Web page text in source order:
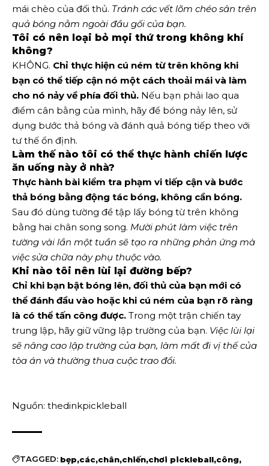
mái chèo của đối thủ. Tránh các vết lõm chéo sân trên
quả bóng nằm ngoài đầu gối của bạn.
Tôi có nên loại bỏ mọi thứ trong không khí
không?
KHÔNG. Chỉ thực hiện cú ném từ trên không khi
bạn có thể tiếp cận nó một cách thoải mái và làm
cho nó nảy về phía đối thủ. Nếu bạn phải lao qua
điểm cân bằng của mình, hãy để bóng nảy lên, sử
dụng bước thả bóng và đánh quả bóng tiếp theo với
tư thế ổn định.
Làm thế nào tôi có thể thực hành chiến lược
ăn uống này ở nhà?
Thực hành bài kiểm tra phạm vi tiếp cận và bước
thả bóng bằng động tác bóng, không cần bóng.
Sau đó dùng tường để tập lấy bóng từ trên không
bằng hai chân song song. Mười phút làm việc trên
tường vài lần một tuần sẽ tạo ra những phản ứng mà
việc sửa chữa này phụ thuộc vào.
Khi nào tôi nên lùi lại đường bếp?
Chỉ khi bạn bật bóng lên, đối thủ của bạn mới có
thể đánh đầu vào hoặc khi cú ném của bạn rõ ràng
là có thể tấn công được. Trong một trận chiến tay
trung lập, hãy giữ vững lập trường của bạn. Việc lùi lại
sẽ nâng cao lập trường của bạn, làm mất đi vị thế của
tòa án và thường thua cuộc trao đổi.
Nguồn: thedinkpickleball
TAGGED: bẹp các chân chiến chơi pickleball công